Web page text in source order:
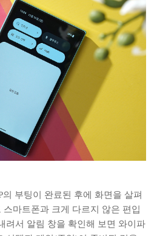
부팅이 완료된 후에 화면을 살펴
마트폰과 크게 다르지 않은 편입
려서 알림 창을 확인해 보면 와이파